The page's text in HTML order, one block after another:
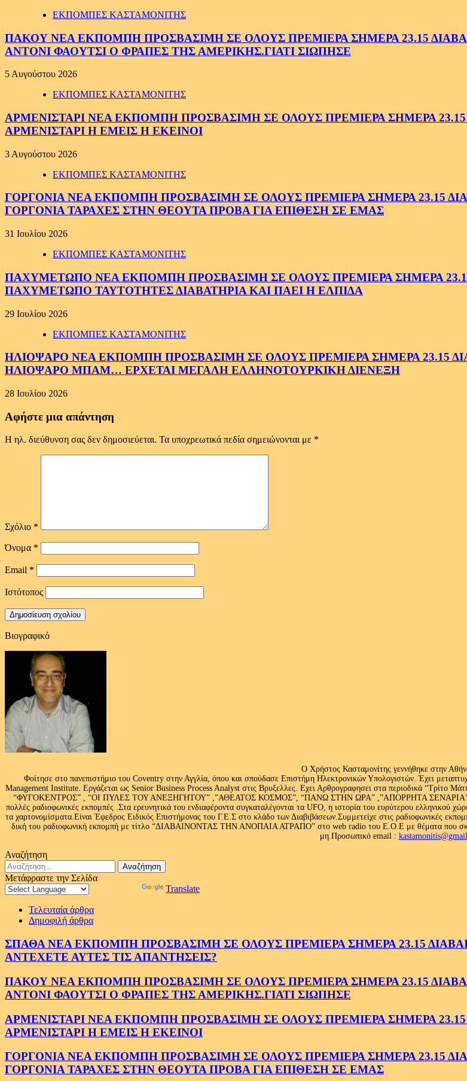
ΕΚΠΟΜΠΕΣ ΚΑΣΤΑΜΟΝΙΤΗΣ
ΠΑΚΟΥ ΝΕΑ ΕΚΠΟΜΠΗ ΠΡΟΣΒΑΣΙΜΗ ΣΕ ΟΛΟΥΣ ΠΡΕΜΙΕΡΑ ΣΗΜΕΡΑ 23.15
ΑΝΤΟΝΙ ΦΑΟΥΤΣΙ Ο ΦΡΑΠΕΣ ΤΗΣ ΑΜΕΡΙΚΗΣ.ΓΙΑΤΙ ΣΙΩΠΗΣΕ
5 Αυγούστου 2026
ΕΚΠΟΜΠΕΣ ΚΑΣΤΑΜΟΝΙΤΗΣ
ΑΡΜΕΝΙΣΤΑΡΙ ΝΕΑ ΕΚΠΟΜΠΗ ΠΡΟΣΒΑΣΙΜΗ ΣΕ ΟΛΟΥΣ ΠΡΕΜΙΕΡΑ ΣΗΜΕΡΑ 23.15
ΑΡΜΕΝΙΣΤΑΡΙ Η ΕΜΕΙΣ Η ΕΚΕΙΝΟΙ
3 Αυγούστου 2026
ΕΚΠΟΜΠΕΣ ΚΑΣΤΑΜΟΝΙΤΗΣ
ΓΟΡΓΟΝΙΑ ΝΕΑ ΕΚΠΟΜΠΗ ΠΡΟΣΒΑΣΙΜΗ ΣΕ ΟΛΟΥΣ ΠΡΕΜΙΕΡΑ ΣΗΜΕΡΑ 23.15
ΓΟΡΓΟΝΙΑ ΤΑΡΑΧΕΣ ΣΤΗΝ ΘΕΟΥΤΑ ΠΡΟΒΑ ΓΙΑ ΕΠΙΘΕΣΗ ΣΕ ΕΜΑΣ
31 Ιουλίου 2026
ΕΚΠΟΜΠΕΣ ΚΑΣΤΑΜΟΝΙΤΗΣ
ΠΑΧΥΜΕΤΩΠΟ ΝΕΑ ΕΚΠΟΜΠΗ ΠΡΟΣΒΑΣΙΜΗ ΣΕ ΟΛΟΥΣ ΠΡΕΜΙΕΡΑ ΣΗΜΕΡΑ 23.15
ΠΑΧΥΜΕΤΩΠΟ ΤΑΥΤΟΤΗΤΕΣ ΔΙΑΒΑΤΗΡΙΑ ΚΑΙ ΠΑΕΙ Η ΕΛΠΙΔΑ
29 Ιουλίου 2026
ΕΚΠΟΜΠΕΣ ΚΑΣΤΑΜΟΝΙΤΗΣ
ΗΛΙΟΨΑΡΟ ΝΕΑ ΕΚΠΟΜΠΗ ΠΡΟΣΒΑΣΙΜΗ ΣΕ ΟΛΟΥΣ ΠΡΕΜΙΕΡΑ ΣΗΜΕΡΑ 23.15
ΗΛΙΟΨΑΡΟ ΜΠΑΜ… ΕΡΧΕΤΑΙ ΜΕΓΑΛΗ ΕΛΛΗΝΟΤΟΥΡΚΙΚΗ ΔΙΕΝΕΞΗ
28 Ιουλίου 2026
Αφήστε μια απάντηση
Η ηλ. διεύθυνση σας δεν δημοσιεύεται. Τα υποχρεωτικά πεδία σημειώνονται με *
Σχόλιο *
Όνομα *
Email *
Ιστότοπος
Βιογραφικό
Ο Χρήστος Κασταμονίτης γεννήθηκε στην
Φοίτησε στο πανεπιστήμιο του Coventry στην Αγγλία, όπου και σπούδασε Επιστήμη Ηλεκτρονικών Υπολογιστών. Έχει
Management Institute. Εργάζεται ως Senior Business Process Analyst στις Βρυξελλες. Εχει Αρθρογραφησει στα περιοδικά
“ΦΥΓΟΚΕΝΤΡΟΣ” , “ΟΙ ΠΥΛΕΣ ΤΟΥ ΑΝΕΞΗΓΗΤΟΥ” ,”ΑΘΕΑΤΟΣ ΚΟΣΜΟΣ”, “ΠΑΝΩ ΣΤΗΝ ΩΡΑ” ,”ΑΠΟΡΡΗΤΑ ΣΕΝΑΡΙΑ”,
πολλές ραδιοφωνικές εκπομπές .Στα ερευνητικά του ενδιαφέροντα συγκαταλέγονται τα UFO, η ιστορία του ευρύτερου ελληνικού
τα χαρτονομίσματα.Είναι Έφεδρος Ειδικός Επιστήμονας του Γ.Ε.Σ στο κλάδο των Διαβιβάσεων.Συμμετείχε στις
δική του ραδιοφωνική εκπομπή με τίτλο “ΔΙΑΒΑΙΝΟΝΤΑΣ ΤΗΝ ΑΝΟΠΑΙΑ ΑΤΡΑΠΟ” στο web radio του Ε.Ο.Ε με θέματα που
μη.Προσωπικό email :
Αναζήτηση
Αναζήτηση
για:
Μετάφραστε την Σελίδα
Translate
Τελευταία άρθρα
Δημοφιλή άρθρα
ΣΠΑΘΑ ΝΕΑ ΕΚΠΟΜΠΗ ΠΡΟΣΒΑΣΙΜΗ ΣΕ ΟΛΟΥΣ ΠΡΕΜΙΕΡΑ ΣΗΜΕΡΑ 23.15
ΑΝΤΕΧΕΤΕ ΑΥΤΕΣ ΤΙΣ ΑΠΑΝΤΗΣΕΙΣ?
ΠΑΚΟΥ ΝΕΑ ΕΚΠΟΜΠΗ ΠΡΟΣΒΑΣΙΜΗ ΣΕ ΟΛΟΥΣ ΠΡΕΜΙΕΡΑ ΣΗΜΕΡΑ 23.15
ΑΝΤΟΝΙ ΦΑΟΥΤΣΙ Ο ΦΡΑΠΕΣ ΤΗΣ ΑΜΕΡΙΚΗΣ.ΓΙΑΤΙ ΣΙΩΠΗΣΕ
ΑΡΜΕΝΙΣΤΑΡΙ ΝΕΑ ΕΚΠΟΜΠΗ ΠΡΟΣΒΑΣΙΜΗ ΣΕ ΟΛΟΥΣ ΠΡΕΜΙΕΡΑ ΣΗΜΕΡΑ 23.15
ΑΡΜΕΝΙΣΤΑΡΙ Η ΕΜΕΙΣ Η ΕΚΕΙΝΟΙ
ΓΟΡΓΟΝΙΑ ΝΕΑ ΕΚΠΟΜΠΗ ΠΡΟΣΒΑΣΙΜΗ ΣΕ ΟΛΟΥΣ ΠΡΕΜΙΕΡΑ ΣΗΜΕΡΑ 23.15
ΓΟΡΓΟΝΙΑ ΤΑΡΑΧΕΣ ΣΤΗΝ ΘΕΟΥΤΑ ΠΡΟΒΑ ΓΙΑ ΕΠΙΘΕΣΗ ΣΕ ΕΜΑΣ